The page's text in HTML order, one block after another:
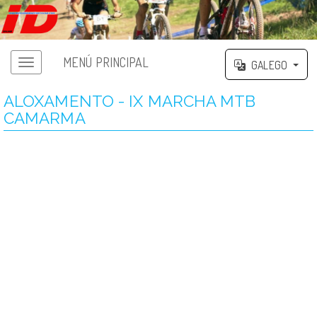
MENÚ PRINCIPAL GALEGO
ALOXAMENTO - IX MARCHA MTB
CAMARMA